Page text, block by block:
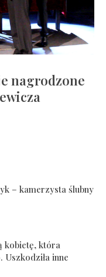
nagrodzone
– kamerzysta ślubny
kobietę, która
Uszkodziła inne